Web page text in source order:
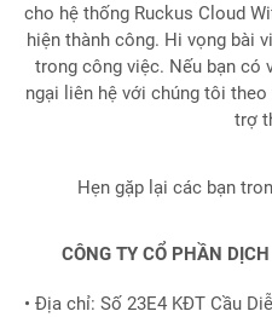
cho hệ thống Ruckus Cloud
hiện thành công. Hi vọng bài
trong công việc. Nếu bạn có
ngại liên hệ với chúng tôi
trợ
Hẹn gặp lại các bạn
CÔNG TY CỔ PHẦN
• Địa chỉ: Số 23E4 KĐT Cầu